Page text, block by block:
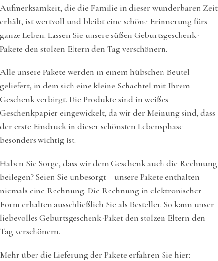
Aufmerksamkeit, die die Familie in dieser wunderbaren Zeit
erhält, ist wertvoll und bleibt eine schöne Erinnerung fürs
ganze Leben. Lassen Sie unsere süßen Geburtsgeschenk-
Pakete den stolzen Eltern den Tag verschönern.
Alle unsere Pakete werden in einem hübschen Beutel
geliefert, in dem sich eine kleine Schachtel mit Ihrem
Geschenk verbirgt. Die Produkte sind in weißes
Geschenkpapier eingewickelt, da wir der Meinung sind, dass
der erste Eindruck in dieser schönsten Lebensphase
besonders wichtig ist.
Haben Sie Sorge, dass wir dem Geschenk auch die Rechnung
beilegen? Seien Sie unbesorgt – unsere Pakete enthalten
niemals eine Rechnung. Die Rechnung in elektronischer
Form erhalten ausschließlich Sie als Besteller. So kann unser
liebevolles Geburtsgeschenk-Paket den stolzen Eltern den
Tag verschönern.
Mehr über die Lieferung der Pakete erfahren Sie hier: